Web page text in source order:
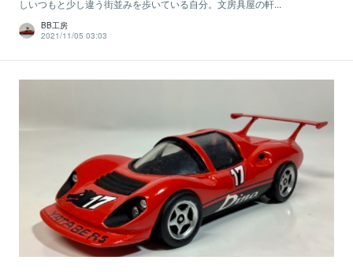
しいつもと少し違う街並みを歩いている自分。文房具屋の軒...
BB工房
2021/11/05 03:03